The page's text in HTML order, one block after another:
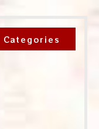
Categories